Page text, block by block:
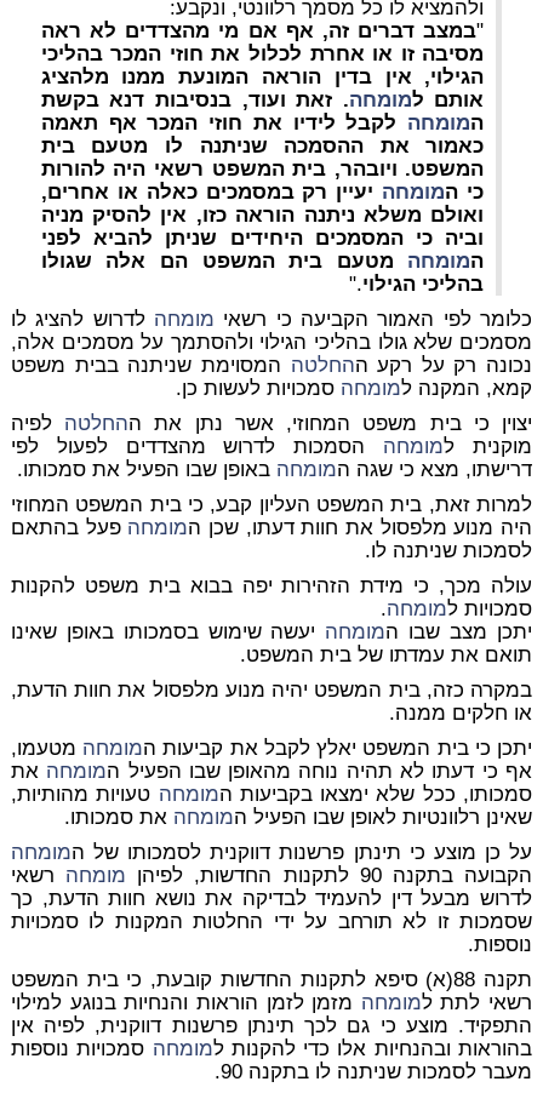
ולהמציא לו כל מסמך רלוונטי, ונקבע:
"במצב דברים זה, אף אם מי מהצדדים לא ראה
מסיבה זו או אחרת לכלול את חוזי המכר בהליכי
הגילוי, אין בדין הוראה המונעת ממנו מלהציג
אותם למומחה. זאת ועוד, בנסיבות דנאבקשת
המומחה לקבל לידיו את חוזי המכר אף תאמה
כאמור את ההסמכה שניתנה לו מטעם בית
המשפט. ויובהר, בית המשפט רשאי היה להורות
כי המומחה יעיין רק במסמכים כאלה או אחרים,
ואולם משלא ניתנה הוראה כזו, אין להסיק מניה
וביה כי המסמכים היחידים שניתן להביא לפני
המומחה מטעם בית המשפט הם אלה שגולו
בהליכי הגילוי."
כלומר לפי האמור הקביעה כי רשאי מומחה לדרוש להציג לו
מסמכים שלא גולו בהליכי הגילוי ולהסתמך על מסמכים אלה,
נכונה רק על רקע ההחלטה המסוימת שניתנה בבית משפט
קמא, המקנה למומחה סמכויות לעשות כן.
יצוין כי בית משפט המחוזי, אשר נתן את ההחלטה לפיה
מוקנית למומחה הסמכות לדרוש מהצדדים לפעול לפי
דרישתו, מצא כי שגה המומחה באופן שבו הפעיל את סמכותו.
למרות זאת, בית המשפט העליון קבע, כי בית המשפט המחוזי
היה מנוע מלפסול את חוות דעתו, שכן המומחה פעל בהתאם
לסמכות שניתנה לו.
עולה מכך, כי מידת הזהירות יפה בבוא בית משפט להקנות
סמכויות למומחה.
יתכן מצב שבו המומחה יעשה שימוש בסמכותו באופן שאינו
תואם את עמדתו של בית המשפט.
במקרה כזה, בית המשפט יהיה מנוע מלפסול את חוות הדעת,
או חלקים ממנה.
יתכן כי בית המשפט יאלץ לקבל את קביעות המומחה מטעמו,
אף כי דעתו לא תהיה נוחה מהאופן שבו הפעיל המומחה את
סמכותו, ככל שלא ימצאו בקביעות המומחה טעויות מהותיות,
שאינן רלוונטיות לאופן שבו הפעיל המומחה את סמכותו.
על כן מוצע כי תינתן פרשנות דווקנית לסמכותו של המומחה
הקבועה בתקנה 90 לתקנות החדשות, לפיהן
מומחה רשאי
לדרוש מבעל דין להעמיד לבדיקה את נושא חוות הדעת, כך
שסמכות זו לא תורחב על ידי החלטות המקנות לו סמכויות
נוספות.
תקנה 88(א) סיפא לתקנות החדשות קובעת, כי בית המשפט
רשאי לתת למומחה מזמן לזמן הוראות והנחיות בנוגע למילוי
התפקיד. מוצע כי גם לכך תינתן פרשנות דווקנית, לפיה אין
בהוראות ובהנחיות אלו כדי להקנות למומחה סמכויות נוספות
מעבר לסמכות שניתנה לו בתקנה 90.